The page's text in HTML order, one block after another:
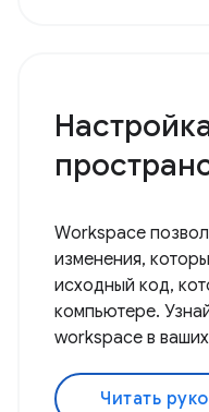
Workspace
изменения,
исходный код,
компьютере.
workspace в
Читать